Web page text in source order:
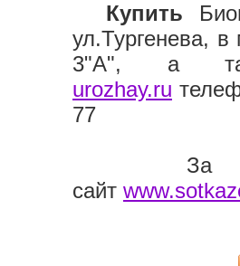
Купить
ул.Тургенева,
3"А", а
urozhay.ru
77
За
сайт